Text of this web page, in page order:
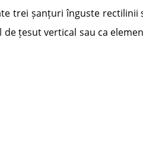
trei șanțuri înguste rectilinii
țesut vertical sau ca